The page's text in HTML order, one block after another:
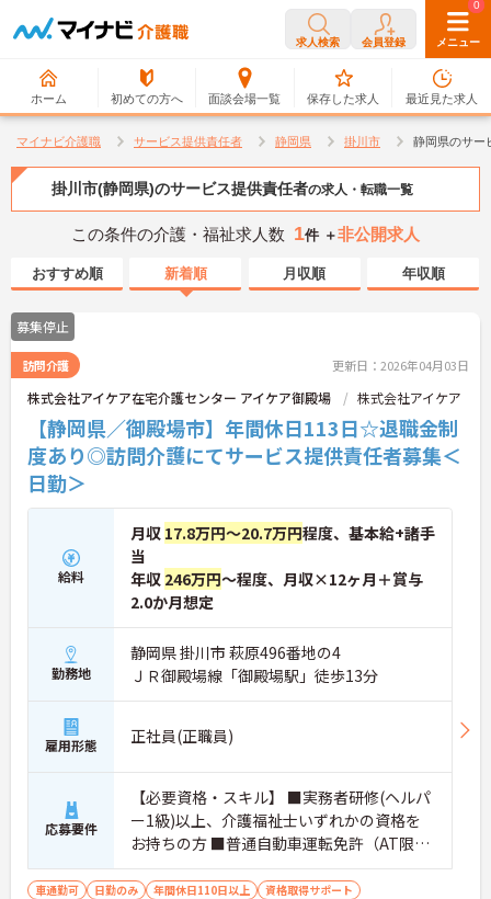
求人検索 会員登録 メニュー
ホーム 初めての方へ 面談会場一覧
0
保存した求人
0
最近見た求人
マイナビ介護職 サービス提供責任者 静岡県 掛川市 静岡県のサー
掛川市(静岡県)のサービス提供責任者の求人・転職一覧
この条件の介護・福祉求人数 1件 ＋非公開求人
おすすめ順 新着順 月収順 年収順
募集停止
訪問介護 更新日：2026年04月03日
株式会社アイケア在宅介護センター アイケア御殿場 株式会社アイケア
【静岡県／御殿場市】年間休日113日☆退職金制
度あり◎訪問介護にてサービス提供責任者募集＜
日勤＞
給料
月収 17.8万円～20.7万円程度、基本給+諸手
当
年収 246万円～程度、月収×12ヶ月＋賞与
2.0か月想定
勤務地
静岡県 掛川市 萩原496番地の4
ＪＲ御殿場線「御殿場駅」徒歩13分
雇用形態 正社員(正職員)
応募要件
【必要資格・スキル】 ■実務者研修(ヘルパ
ー1級)以上、介護福祉士いずれかの資格を
お持ちの方 ■普通自動車運転免許（AT限定
可）
車通勤可 日勤のみ 年間休日110日以上
資格取得サポート